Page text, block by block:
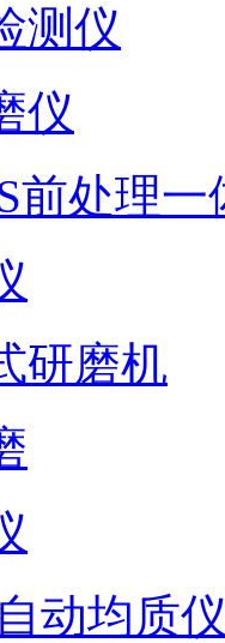
测仪
仪
前处理一
研磨机
动均质